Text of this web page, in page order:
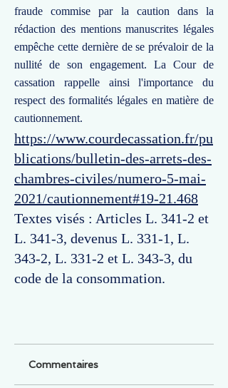
fraude commise par la caution dans la
rédaction des mentions manuscrites légales
empêche cette dernière de se prévaloir de la
nullité de son engagement. La Cour de
cassation rappelle ainsi l'importance du
respect des formalités légales en matière de
cautionnement.
https://www.courdecassation.fr/pu
blications/bulletin-des-arrets-des-
chambres-civiles/numero-5-mai-
2021/cautionnement#19-21.468
Textes visés : Articles L. 341-2 et
L. 341-3, devenus L. 331-1, L.
343-2, L. 331-2 et L. 343-3, du
code de la consommation.
Commentaires